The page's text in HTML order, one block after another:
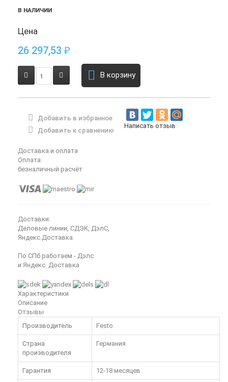
В НАЛИЧИИ
Цена
26 297,53 ₽
В корзину
Добавить в избранное
Добавить к сравнению
Написать отзыв
Доставка и оплата
Оплата:
безналичный расчёт
Доставки:
Деловые линии, СДЭК, ДэлС,
Яндекс.Доставка.
По СПб работаем - Дэлс
и Яндекс. Доставка
Характеристики
Описание
Отзывы
Производитель
Festo
Страна
производителя
Германия
Гарантия 12-18 месяцев